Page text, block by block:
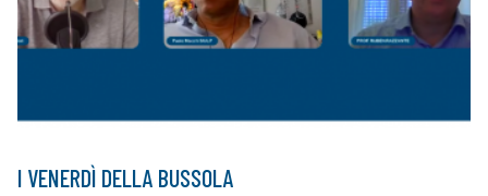
I VENERDÌ DELLA BUSSOLA